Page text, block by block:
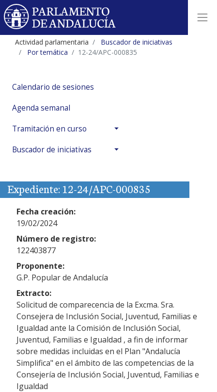
Actividad parlamentaria
Buscador de iniciativas
Por temática
12-24/APC-000835
Calendario de sesiones
Agenda semanal
Tramitación en curso
Buscador de iniciativas
Expediente: 12-24/APC-000835
Fecha creación:
19/02/2024
Número de registro:
122403877
Proponente:
G.P. Popular de Andalucía
Extracto:
Solicitud de comparecencia de la Excma. Sra.
Consejera de Inclusión Social, Juventud, Familias e
Igualdad ante la Comisión de Inclusión Social,
Juventud, Familias e Igualdad , a fin de informar
sobre medidas incluidas en el Plan "Andalucía
Simplifica" en el ámbito de las competencias de la
Consejería de Inclusión Social, Juventud, Familias e
Igualdad